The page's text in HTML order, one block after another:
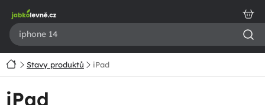
obsah
DomůStavy produktů iPad
iPad